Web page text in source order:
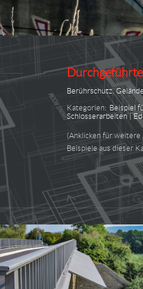
Berührschutz,
Kategorien: Beispiel
Schlosserarbeiten |
(Anklicken für
Beispiele aus dieser